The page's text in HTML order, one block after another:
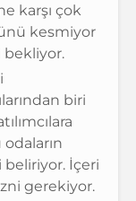
karşı çok
kesmiyor
bekliyor.
biri
odaların
İçeri
gerekiyor.